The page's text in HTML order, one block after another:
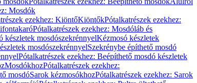
Mosdók
ezekhez: KiöntőKiöntőkPótalkatrészek ezekhez:
Pótalkatrészek ezekhez: Mosdóláb és
készletek mosdószekrénnyelKézmosó készletek
mosdószekrénnyelSzekrénybe építhető mosdó
Pótalkatrészek ezekhez: Beépíthető mosdó készletek
MosdókhozPótalkatrészek ezekhez:
mosdóSarok kézmosókhozPótalkatrészek ezekhez: Sarok